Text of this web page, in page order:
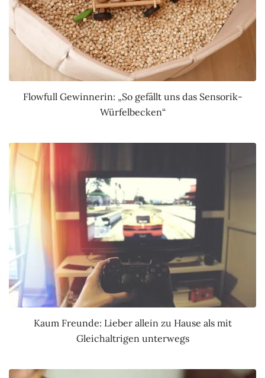
Flowfull Gewinnerin: „So gefällt uns das Sensorik-
Würfelbecken“
Kaum Freunde: Lieber allein zu Hause als mit
Gleichaltrigen unterwegs